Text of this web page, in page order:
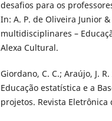
desafios para os
In: A. P. de Oliveira Junior
multidisciplinares –
Alexa Cultural.
Giordano, C. C.; Araújo, J.
Educação estatística e a
projetos. Revista Eletrônica